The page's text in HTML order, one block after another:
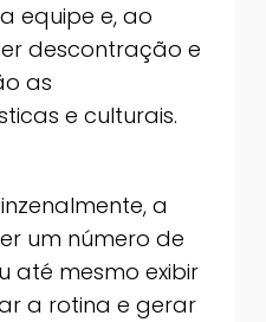
equipe e, ao
descontração e
as
e culturais.
a
um número de
até mesmo exibir
a rotina e gerar